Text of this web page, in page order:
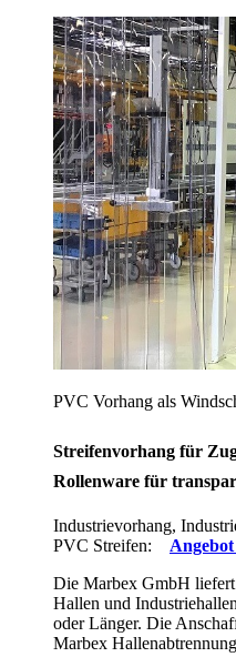
PVC Vorhang als
Streifenvorhang für
Rollenware für
Industrievorhang,
PVC Streifen:
Die Marbex GmbH
Hallen und
oder Länger. Die
Marbex